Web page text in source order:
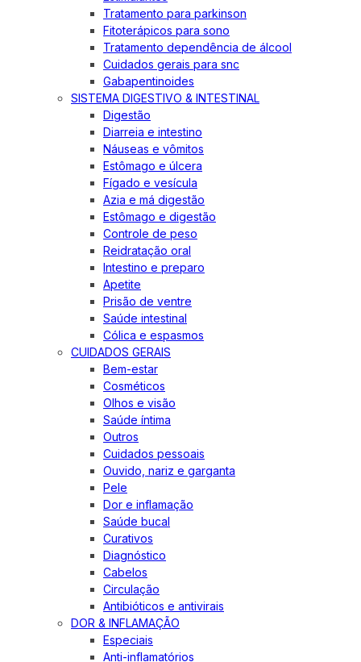
Tratamento para parkinson
Fitoterápicos para sono
Tratamento dependência de álcool
Cuidados gerais para snc
Gabapentinoides
SISTEMA DIGESTIVO & INTESTINAL
Digestão
Diarreia e intestino
Náuseas e vômitos
Estômago e úlcera
Fígado e vesícula
Azia e má digestão
Estômago e digestão
Controle de peso
Reidratação oral
Intestino e preparo
Apetite
Prisão de ventre
Saúde intestinal
Cólica e espasmos
CUIDADOS GERAIS
Bem-estar
Cosméticos
Olhos e visão
Saúde íntima
Outros
Cuidados pessoais
Ouvido, nariz e garganta
Pele
Dor e inflamação
Saúde bucal
Curativos
Diagnóstico
Cabelos
Circulação
Antibióticos e antivirais
DOR & INFLAMAÇÃO
Especiais
Anti-inflamatórios